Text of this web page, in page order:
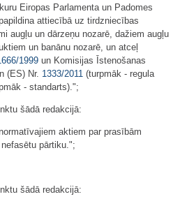
kuru Eiropas Parlamenta un Padomes
attiecībā uz tirdzniecības
augļu un dārzeņu nozarē, dažiem augļu
un banānu nozarē, un atceļ
1999 un Komisijas Īstenošanas
(ES) Nr. 1333/2011 (turpmāk - regula
- standarts).";
šādā redakcijā:
aktiem par prasībām
pārtiku.";
šādā redakcijā: